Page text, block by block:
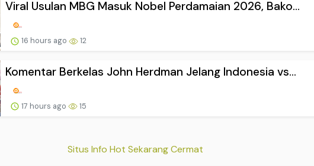
Viral Usulan MBG Masuk Nobel Perdamaian 2026, Bako...
16 hours ago 12
Komentar Berkelas John Herdman Jelang Indonesia vs...
17 hours ago 15
Situs Info Hot Sekarang Cermat